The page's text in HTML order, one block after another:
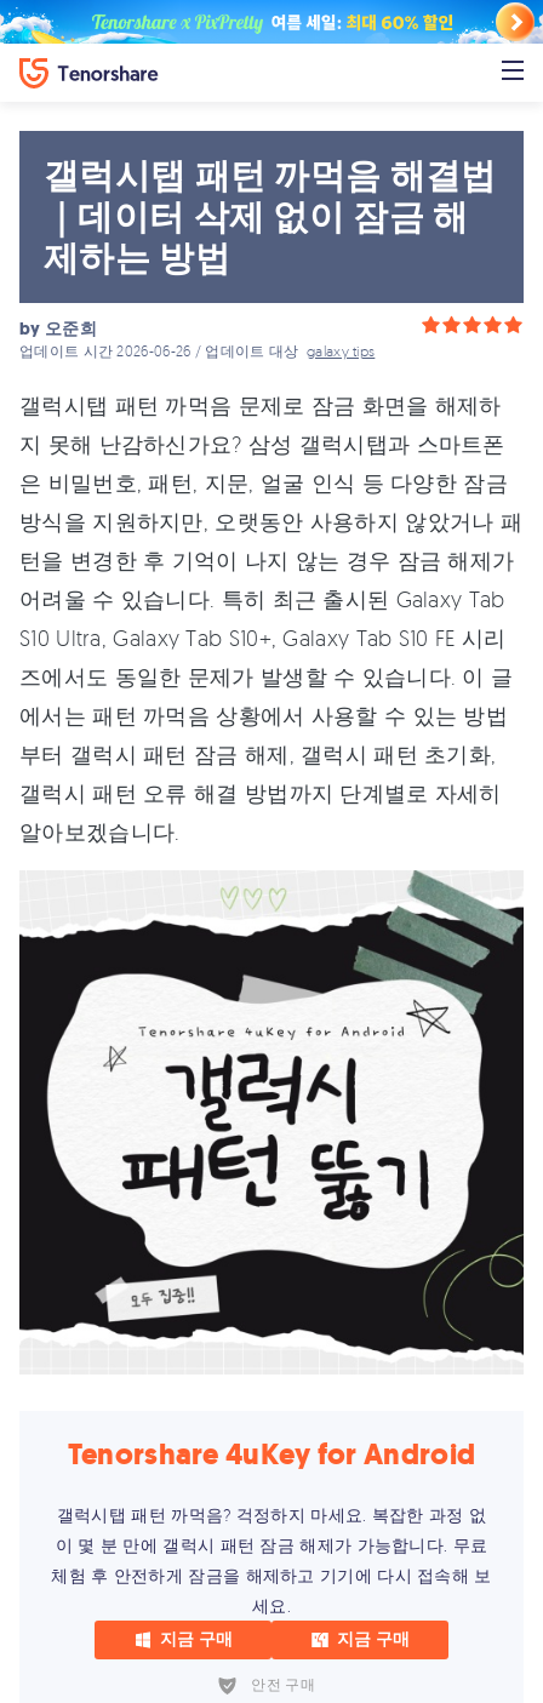
갤럭시탭 패턴 까먹음 해결법
｜데이터 삭제 없이 잠금 해
제하는 방법
by 오준희
업데이트 시간 2026-06-26 / 업데이트 대상galaxy tips
갤럭시탭 패턴 까먹음 문제로 잠금 화면을 해제하
지 못해 난감하신가요? 삼성 갤럭시탭과 스마트폰
은 비밀번호, 패턴, 지문, 얼굴 인식 등 다양한 잠금
방식을 지원하지만, 오랫동안 사용하지 않았거나 패
턴을 변경한 후 기억이 나지 않는 경우 잠금 해제가
어려울 수 있습니다. 특히 최근 출시된 Galaxy Tab
S10 Ultra, Galaxy Tab S10+, Galaxy Tab S10 FE 시리
즈에서도 동일한 문제가 발생할 수 있습니다. 이 글
에서는 패턴 까먹음 상황에서 사용할 수 있는 방법
부터 갤럭시 패턴 잠금 해제, 갤럭시 패턴 초기화,
갤럭시 패턴 오류 해결 방법까지 단계별로 자세히
알아보겠습니다.
Tenorshare 4uKey for Android
갤럭시탭 패턴 까먹음? 걱정하지 마세요. 복잡한 과정 없
이 몇 분 만에 갤럭시 패턴 잠금 해제가 가능합니다. 무료
체험 후 안전하게 잠금을 해제하고 기기에 다시 접속해 보
세요.
지금 구매 지금 구매
안전 구매